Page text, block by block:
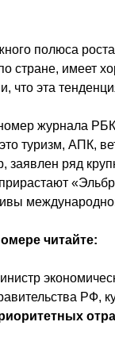
полюса
стране, имеет
что эта
журнала
туризм, АПК,
заявлен ряд
читайте:
РФ,